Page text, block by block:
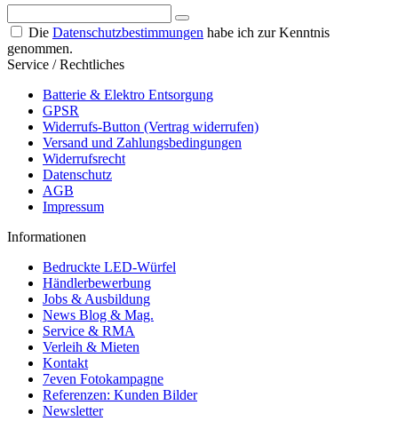
Die Datenschutzbestimmungen habe ich zur Kenntnis
genommen.
Service / Rechtliches
Batterie & Elektro Entsorgung
GPSR
Widerrufs-Button (Vertrag widerrufen)
Versand und Zahlungsbedingungen
Widerrufsrecht
Datenschutz
AGB
Impressum
Informationen
Bedruckte LED-Würfel
Händlerbewerbung
Jobs & Ausbildung
News Blog & Mag.
Service & RMA
Verleih & Mieten
Kontakt
7even Fotokampagne
Referenzen: Kunden Bilder
Newsletter